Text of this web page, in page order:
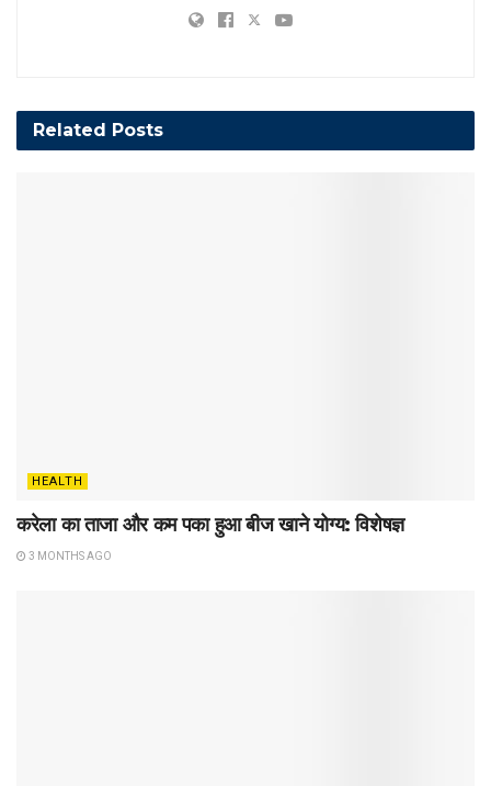
Related Posts
HEALTH
करेला का ताजा और कम पका हुआ बीज खाने योग्य: विशेषज्ञ
3 MONTHS AGO